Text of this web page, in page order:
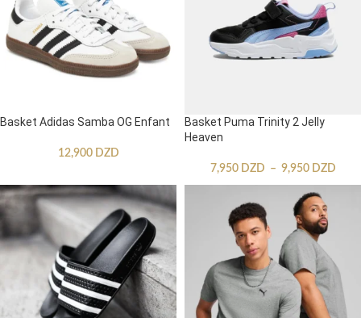
Basket Adidas Samba OG Enfant
12,900 DZD
Basket Puma Trinity 2 Jelly
Heaven
7,950 DZD – 9,950 DZD